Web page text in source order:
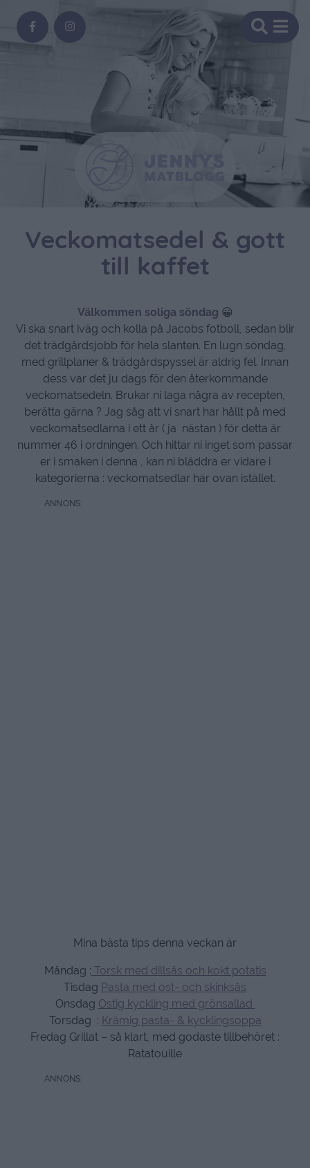
Veckomatsedel & gott
till kaffet
Välkommen soliga söndag 😀
Vi ska snart iväg och kolla på Jacobs fotboll, sedan blir
det trädgårdsjobb för hela slanten. En lugn söndag,
med grillplaner & trädgårdspyssel är aldrig fel. Innan
dess var det ju dags för den återkommande
veckomatsedeln. Brukar ni laga några av recepten,
berätta gärna ? Jag såg att vi snart har hållt på med
veckomatsedlarna i ett år ( ja nästan ) för detta är
nummer 46 i ordningen. Och hittar ni inget som passar
er i smaken i denna , kan ni bläddra er vidare i
kategorierna : veckomatsedlar här ovan istället.
Mina bästa tips denna veckan är
Måndag : Torsk med dillsås och kokt potatis
Tisdag Pasta med ost- och skinksås
Onsdag Ostig kyckling med grönsallad
Torsdag : Krämig pasta- & kycklingsoppa
Fredag Grillat – så klart, med godaste tillbehöret :
Ratatouille